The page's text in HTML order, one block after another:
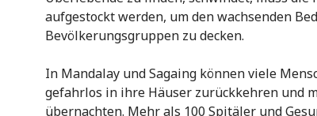
aufgestockt werden, um den wachsenden
Bevölkerungsgruppen zu decken.
In Mandalay und Sagaing können viele
gefahrlos in ihre Häuser zurückkehren und
übernachten. Mehr als 100 Spitäler und